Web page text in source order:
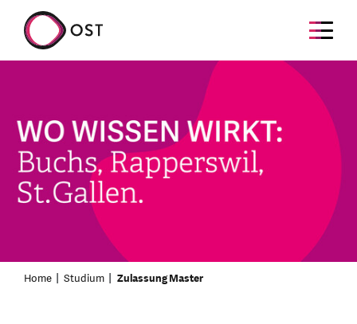
Home Studium Zulassung Master